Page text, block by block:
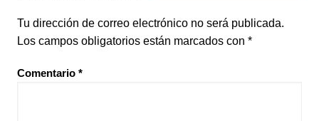
Tu dirección de correo electrónico no será publicada.
Los campos obligatorios están marcados con *
Comentario *